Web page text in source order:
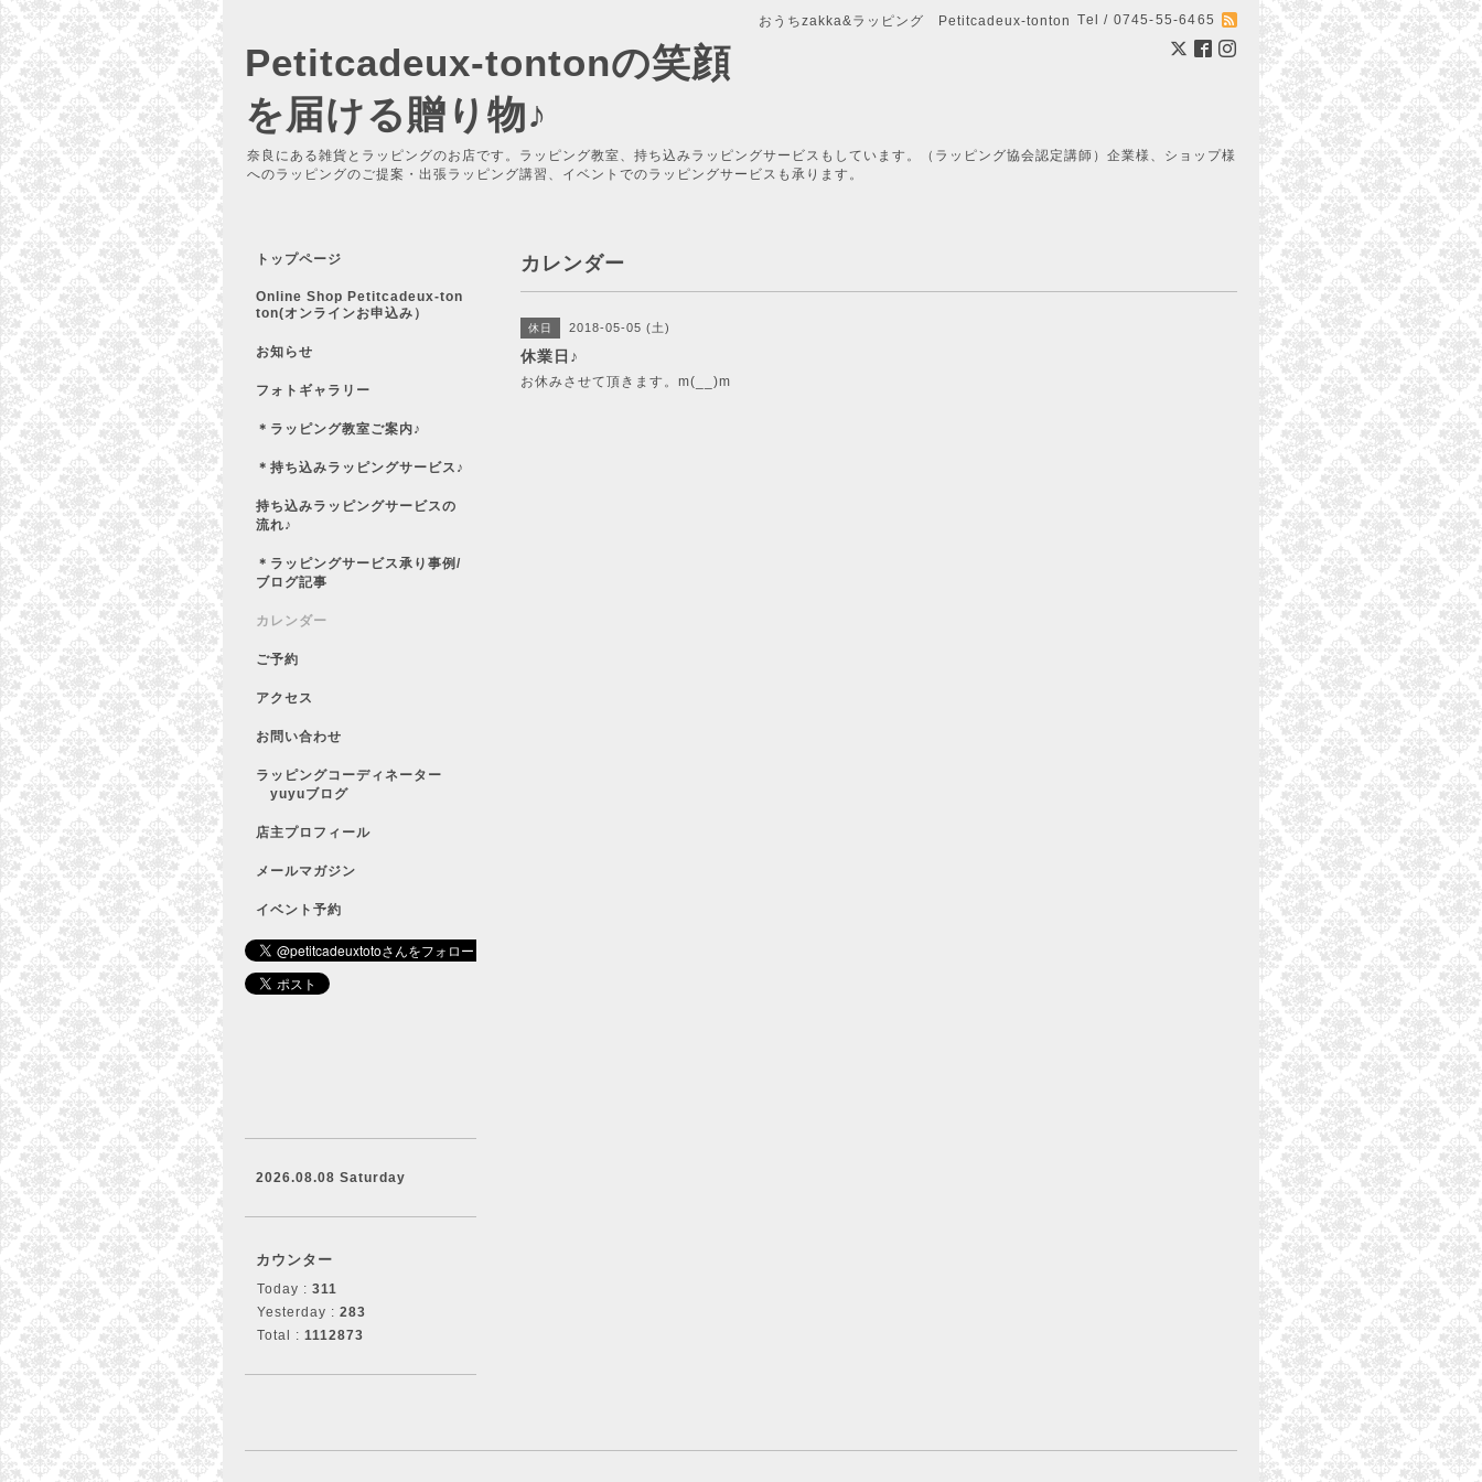
おうちzakka&ラッピング Petitcadeux-tonton Tel / 0745-55-6465
Petitcadeux-tontonの笑顔
を届ける贈り物♪
奈良にある雑貨とラッピングのお店です。ラッピング教室、持ち込みラッピングサービスもしています。（ラッピング協会認定講師）企業様、ショップ様
へのラッピングのご提案・出張ラッピング講習、イベントでのラッピングサービスも承ります。
カレンダー
休日 2018-05-05 (土)
休業日♪
お休みさせて頂きます。m(__)m
トップページ
Online Shop Petitcadeux-ton
ton(オンラインお申込み）
お知らせ
フォトギャラリー
＊ラッピング教室ご案内♪
＊持ち込みラッピングサービス♪
持ち込みラッピングサービスの
流れ♪
＊ラッピングサービス承り事例/
ブログ記事
カレンダー
ご予約
アクセス
お問い合わせ
ラッピングコーディネーター
yuyuブログ
店主プロフィール
メールマガジン
イベント予約
2026.08.08 Saturday
カウンター
Today : 311
Yesterday : 283
Total : 1112873